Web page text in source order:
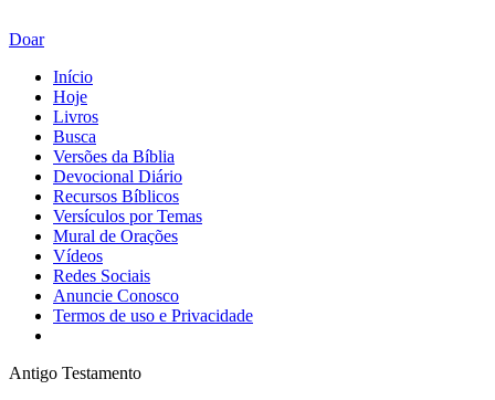
Doar
Início
Hoje
Livros
Busca
Versões da Bíblia
Devocional Diário
Recursos Bíblicos
Versículos por Temas
Mural de Orações
Vídeos
Redes Sociais
Anuncie Conosco
Termos de uso e Privacidade
Antigo Testamento